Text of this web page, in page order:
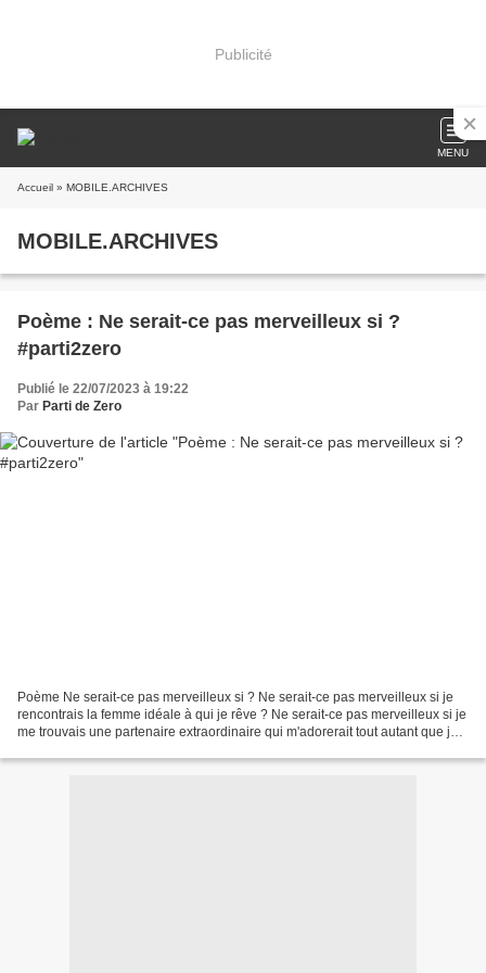
Publicité
MENU
Accueil » MOBILE.ARCHIVES
MOBILE.ARCHIVES
Poème : Ne serait-ce pas merveilleux si ?
#parti2zero
Publié le 22/07/2023 à 19:22
Par Parti de Zero
Poème Ne serait-ce pas merveilleux si ? Ne serait-ce pas merveilleux si je
rencontrais la femme idéale à qui je rêve ? Ne serait-ce pas merveilleux si je
me trouvais une partenaire extraordinaire qui m'adorerait tout autant que je